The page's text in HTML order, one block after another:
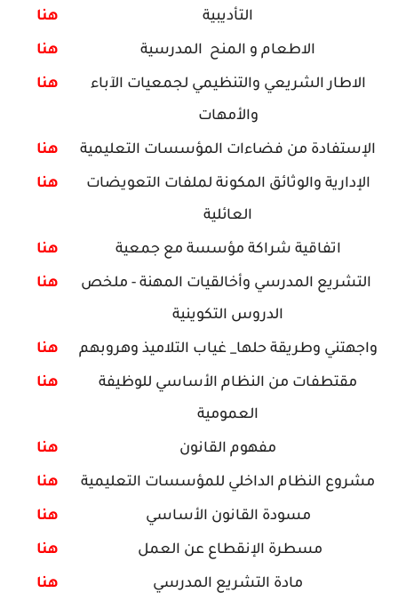
التأديبية هنا
الاطعام و المنح المدرسية هنا
الاطار الشريعي والتنظيمي لجمعيات الآباء
والأمهات
هنا
الإستفادة من فضاءات المؤسسات التعليمية هنا
الإدارية والوثائق المكونة لملفات التعويضات
العائلية
هنا
اتفاقية شراكة مؤسسة مع جمعية هنا
التشريع المدرسي وأخالقيات المهنة - ملخص
الدروس التكوينية
هنا
واجهتني وطريقة حلها_ غياب التلاميذ وهروبهم هنا
مقتطفات من النظام الأساسي للوظيفة
العمومية
هنا
مفهوم القانون هنا
مشروع النظام الداخلي للمؤسسات التعليمية هنا
مسودة القانون الأساسي هنا
مسطرة الإنقطاع عن العمل هنا
مادة التشريع المدرسي هنا